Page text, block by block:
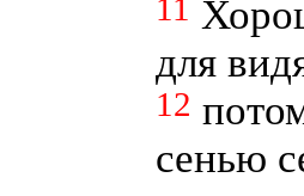
11
для
12
сенью